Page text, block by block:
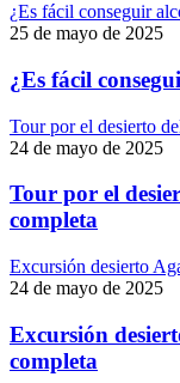
¿Es fácil conseguir
25 de mayo de 2025
¿Es fácil
Tour por el desierto
24 de mayo de 2025
Tour por el
completa
Excursión desierto
24 de mayo de 2025
Excursión
completa